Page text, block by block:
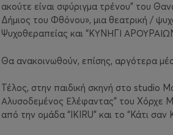
ακούτε είναι σφύριγμα τρένου” του
Δήμιος του Φθόνου», μια θεατρική /
Ψυχοθεραπείας και “ΚΥΝΗΓΙ
Θα ανακοινωθούν, επίσης, αργότερα
Τέλος, στην παιδική σκηνή στο studio
Αλυσοδεμένος Ελέφαντας” του Χόρχε
από την ομάδα “IKIRU” και το “Κάτι